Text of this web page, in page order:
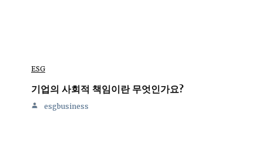
ESG
기업의 사회적 책임이란 무엇인가요?
esgbusiness